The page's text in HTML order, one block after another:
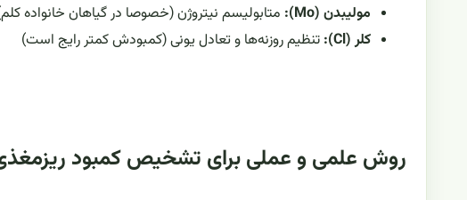
مولیبدن (Mo):
متابولیسم نیتروژن (خصوصا در گیاهان خانواده
کلر (Cl):
تنظیم روزنه‌ها و تعادل یونی (کمبودش کمتر رایج است)
روش علمی و عملی برای تشخیص کمبود